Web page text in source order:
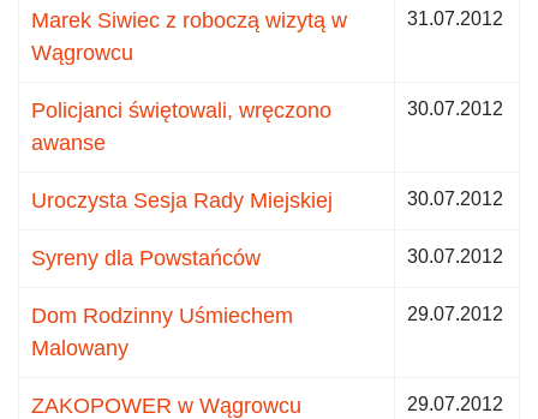
Marek Siwiec z roboczą wizytą w
Wągrowcu
31.07.2012
Policjanci świętowali, wręczono
awanse
30.07.2012
Uroczysta Sesja Rady Miejskiej 30.07.2012
Syreny dla Powstańców 30.07.2012
Dom Rodzinny Uśmiechem
Malowany
29.07.2012
ZAKOPOWER w Wągrowcu 29.07.2012